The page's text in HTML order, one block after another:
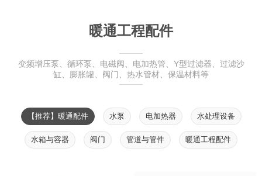
暖通工程配件
变频增压泵、循环泵、电磁阀、电加热管、Y型过滤器、过滤沙
缸、膨胀罐、阀门、热水管材、保温材料等
【推荐】暖通配件 水泵 电加热器 水处理设备
水箱与容器 阀门 管道与管件 暖通工程配件